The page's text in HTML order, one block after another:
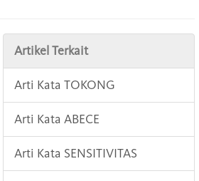
Artikel Terkait
Arti Kata TOKONG
Arti Kata ABECE
Arti Kata SENSITIVITAS